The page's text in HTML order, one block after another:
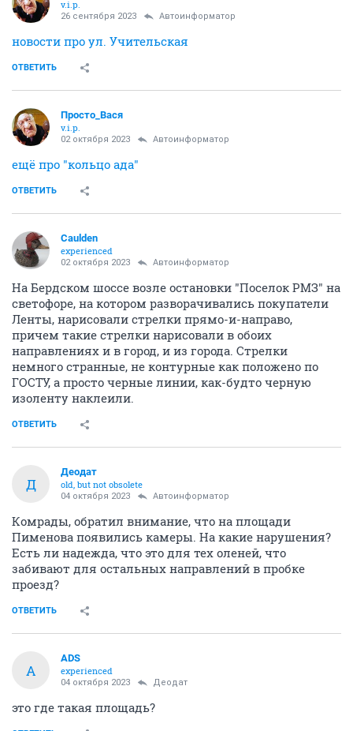
v.i.p.
26 сентября 2023 Автоинформатор
новости про ул. Учительская
ОТВЕТИТЬ
Просто_Вася
v.i.p.
02 октября 2023 Автоинформатор
ещё про "кольцо ада"
ОТВЕТИТЬ
Caulden
experienced
02 октября 2023 Автоинформатор
На Бердском шоссе возле остановки "Поселок РМЗ" на
светофоре, на котором разворачивались покупатели
Ленты, нарисовали стрелки прямо-и-направо,
причем такие стрелки нарисовали в обоих
направлениях и в город, и из города. Стрелки
немного странные, не контурные как положено по
ГОСТУ, а просто черные линии, как-будто черную
изоленту наклеили.
ОТВЕТИТЬ
Д
Деодат
old, but not obsolete
04 октября 2023 Автоинформатор
Комрады, обратил внимание, что на площади
Пименова появились камеры. На какие нарушения?
Есть ли надежда, что это для тех оленей, что
забивают для остальных направлений в пробке
проезд?
ОТВЕТИТЬ
A
ADS
experienced
04 октября 2023 Деодат
это где такая площадь?